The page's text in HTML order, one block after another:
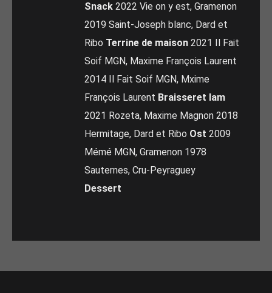
Snack 2022 Vie on y est, Gramenon
2019 Saint-Joseph blanc, Dard et
Ribo Terrine de maison 2021 Il Fait
Soif MGN, Maxime François Laurent
2014 Il Fait Soif MGN, Mxime
François Laurent Braisseret lam
2021 Rozeta, Maxime Magnon 2018
Hermitage, Dard et Ribo Ost 2009
Mémé MGN, Gramenon 1978
Sauternes, Cru-Peyraguey
Dessert